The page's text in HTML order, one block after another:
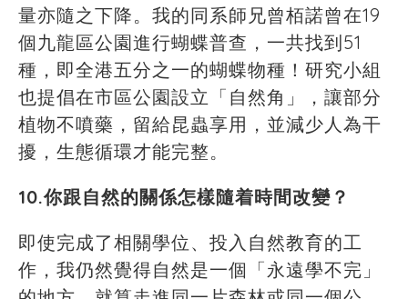
量亦隨之下降。我的同系師兄曾栢諾曾在19
個九龍區公園進行蝴蝶普查，一共找到51
種，即全港五分之一的蝴蝶物種！研究小組
也提倡在市區公園設立「自然角」，讓部分
植物不噴藥，留給昆蟲享用，並減少人為干
擾，生態循環才能完整。
10.你跟自然的關係怎樣隨着時間改變？
即使完成了相關學位、投入自然教育的工
作，我仍然覺得自然是一個「永遠學不完」